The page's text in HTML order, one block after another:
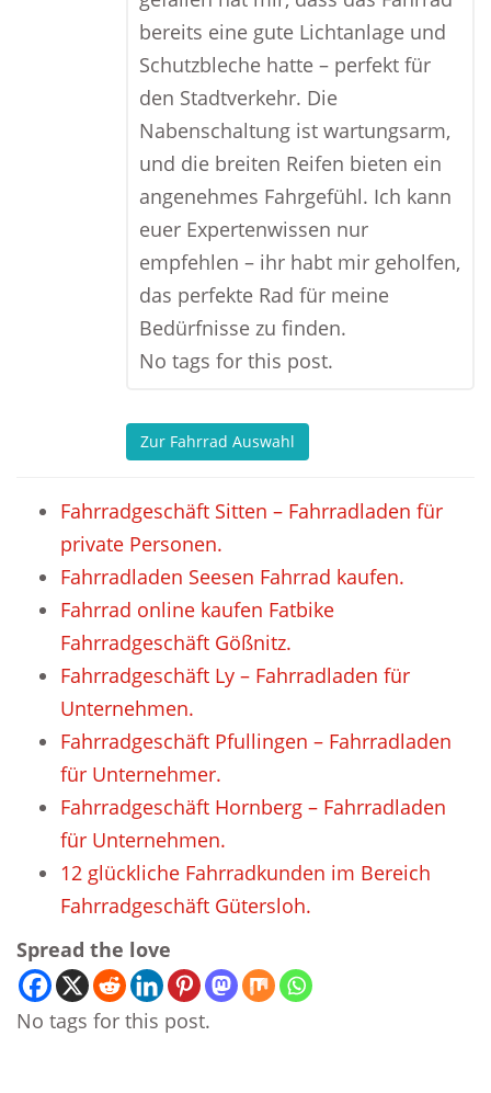
bereits eine gute Lichtanlage und
Schutzbleche hatte – perfekt für
den Stadtverkehr. Die
Nabenschaltung ist wartungsarm,
und die breiten Reifen bieten ein
angenehmes Fahrgefühl. Ich kann
euer Expertenwissen nur
empfehlen – ihr habt mir geholfen,
das perfekte Rad für meine
Bedürfnisse zu finden.
No tags for this post.
Zur Fahrrad Auswahl
Fahrradgeschäft Sitten – Fahrradladen für
private Personen.
Fahrradladen Seesen Fahrrad kaufen.
Fahrrad online kaufen Fatbike
Fahrradgeschäft Gößnitz.
Fahrradgeschäft Ly – Fahrradladen für
Unternehmen.
Fahrradgeschäft Pfullingen – Fahrradladen
für Unternehmer.
Fahrradgeschäft Hornberg – Fahrradladen
für Unternehmen.
12 glückliche Fahrradkunden im Bereich
Fahrradgeschäft Gütersloh.
Spread the love
No tags for this post.